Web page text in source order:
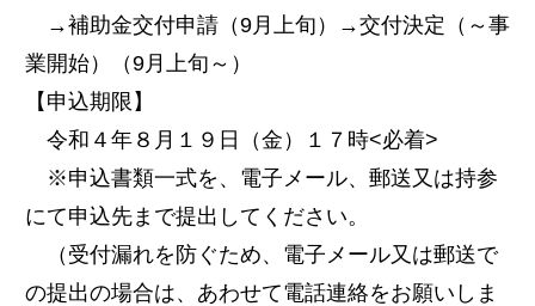
→補助金交付申請（9月上旬）→交付決定（～事
業開始）（9月上旬～）
【申込期限】
令和４年８月１９日（金）１７時<必着>
※申込書類一式を、電子メール、郵送又は持参
にて申込先まで提出してください。
（受付漏れを防ぐため、電子メール又は郵送で
の提出の場合は、あわせて電話連絡をお願いしま